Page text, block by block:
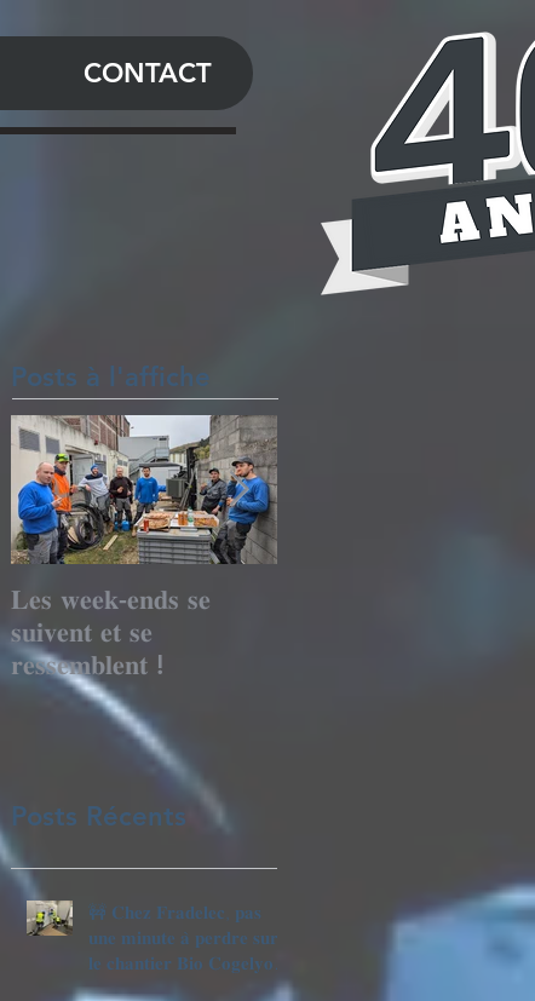
CONTACT
Posts à l'affiche
𝐋𝐞𝐬 𝐰𝐞𝐞𝐤-𝐞𝐧𝐝𝐬 𝐬𝐞
𝐬𝐮𝐢𝐯𝐞𝐧𝐭 𝐞𝐭 𝐬𝐞
𝐫𝐞𝐬𝐬𝐞𝐦𝐛𝐥𝐞𝐧𝐭 !
Posts Récents
🚧 𝐂𝐡𝐞𝐳 𝐅𝐫𝐚𝐝𝐞𝐥𝐞𝐜, 𝐩𝐚𝐬
𝐮𝐧𝐞 𝐦𝐢𝐧𝐮𝐭𝐞 𝐚̀ 𝐩𝐞𝐫𝐝𝐫𝐞 𝐬𝐮𝐫
𝐥𝐞 𝐜𝐡𝐚𝐧𝐭𝐢𝐞𝐫 𝐁𝐢𝐨 𝐂𝐨𝐠𝐞𝐥𝐲𝐨
𝐍𝐨𝐫𝐦𝐚𝐧𝐝𝐢𝐞 🚀